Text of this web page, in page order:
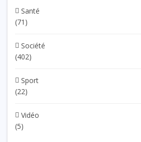
Santé
(71)
Société
(402)
Sport
(22)
Vidéo
(5)